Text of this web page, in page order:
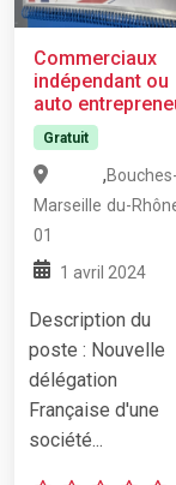
Commerciaux
indépendant ou
auto
Gratuit
Marseille
01
,Bouches-
du-
1 avril 2024
Description du
poste : Nouvelle
délégation
Française d'une
société...